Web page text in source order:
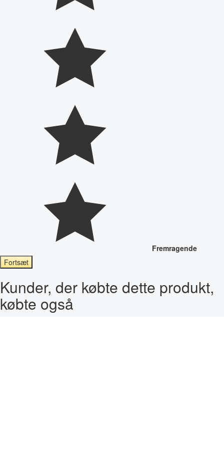
Fremragende
Fortsæt
Kunder, der købte dette produkt,
købte også